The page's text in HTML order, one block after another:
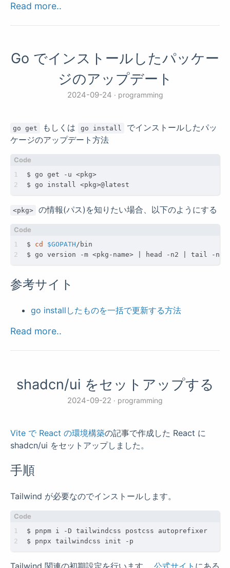
Read more..
Go でインストールしたパッケー
ジのアップデート
2024-09-24 programming
go get もしくは go install
でインストールしたパッ
ケージのアップデート方法
<pkg> の情報(パス)を知りたい場合、以下のようにする
$ cd $GOPATH
$ go version -m <pkg-name>
head -n2 tail -n1
参考サイト
go installしたものを一括で更新する方法
Read more..
shadcn/ui をセットアップする
2024-09-22 programming
Vite で React の環境構築の記事で作成した React に
shadcn/ui をセットアップしました。
手順
Tailwind が必要なのでインストールします。